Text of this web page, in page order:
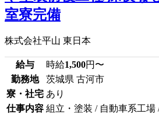
室寮完備
株式会社平山 東日本
給与 時給1,500円〜
勤務地
茨城県 古河市
寮・社宅 あり
仕事内容 組立・塗装 / 自動車系工場